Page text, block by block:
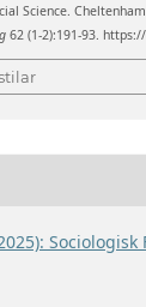
Science.
62 (1-2):191-93.
Sociologisk